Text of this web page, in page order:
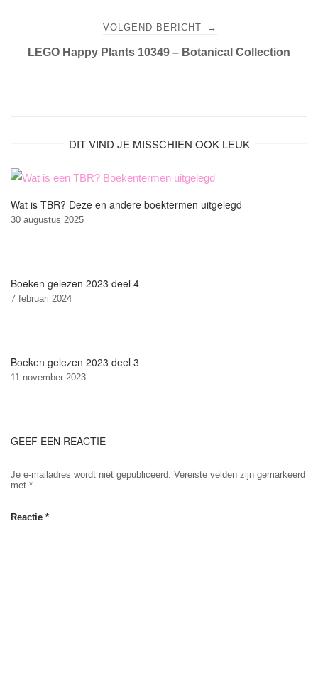
VOLGEND BERICHT →
LEGO Happy Plants 10349 – Botanical Collection
DIT VIND JE MISSCHIEN OOK LEUK
Wat is TBR? Deze en andere boektermen uitgelegd
30 augustus 2025
Boeken gelezen 2023 deel 4
7 februari 2024
Boeken gelezen 2023 deel 3
11 november 2023
GEEF EEN REACTIE
Je e-mailadres wordt niet gepubliceerd. Vereiste velden zijn gemarkeerd
met *
Reactie *